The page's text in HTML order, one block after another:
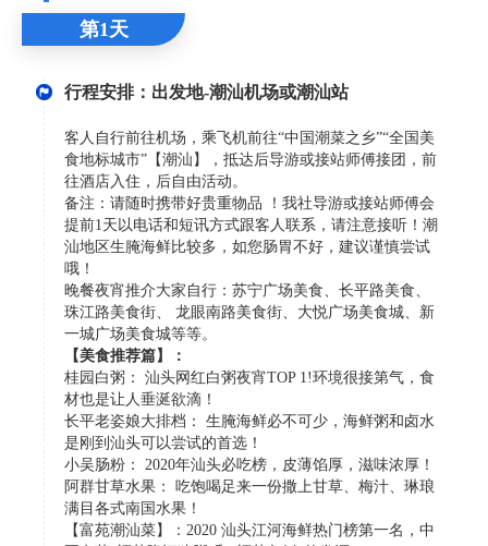
第1天
行程安排：出发地-潮汕机场或潮汕站
客人自行前往机场，乘飞机前往“中国潮菜之乡”“全国美
食地标城市”【潮汕】，抵达后导游或接站师傅接团，前
往酒店入住，后自由活动。
备注：请随时携带好贵重物品 ！我社导游或接站师傅会
提前1天以电话和短讯方式跟客人联系，请注意接听！潮
汕地区生腌海鲜比较多，如您肠胃不好，建议谨慎尝试
哦！
晚餐夜宵推介大家自行：苏宁广场美食、长平路美食、
珠江路美食街、 龙眼南路美食街、大悦广场美食城、新
一城广场美食城等等。
【美食推荐篇】：
桂园白粥： 汕头网红白粥夜宵TOP 1!环境很接第气，食
材也是让人垂涎欲滴！
长平老姿娘大排档： 生腌海鲜必不可少，海鲜粥和卤水
是刚到汕头可以尝试的首选！
小吴肠粉： 2020年汕头必吃榜，皮薄馅厚，滋味浓厚！
阿群甘草水果： 吃饱喝足来一份撒上甘草、梅汁、琳琅
满目各式南国水果！
【富苑潮汕菜】：2020 汕头江河海鲜热门榜第一名，中